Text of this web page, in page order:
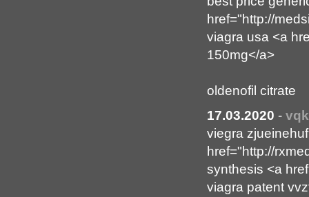
href="http://
viagra usa <a
150mg</a>
oldenofil citrate
17.03.2020 -
viegra
href="http://
synthesis <a
viagra patent